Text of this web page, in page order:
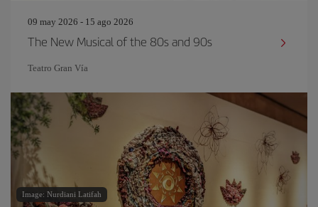
09 may 2026 - 15 ago 2026
The New Musical of the 80s and 90s
Teatro Gran Vía
Image: Nurdiani Latifah